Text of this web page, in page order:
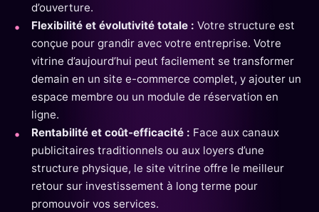
d’ouverture.
Flexibilité et évolutivité totale : Votre structure est
conçue pour grandir avec votre entreprise. Votre
vitrine d’aujourd’hui peut facilement se transformer
demain en un site e-commerce complet, y ajouter un
espace membre ou un module de réservation en
ligne.
Rentabilité et coût-efficacité : Face aux canaux
publicitaires traditionnels ou aux loyers d’une
structure physique, le site vitrine offre le meilleur
retour sur investissement à long terme pour
promouvoir vos services.